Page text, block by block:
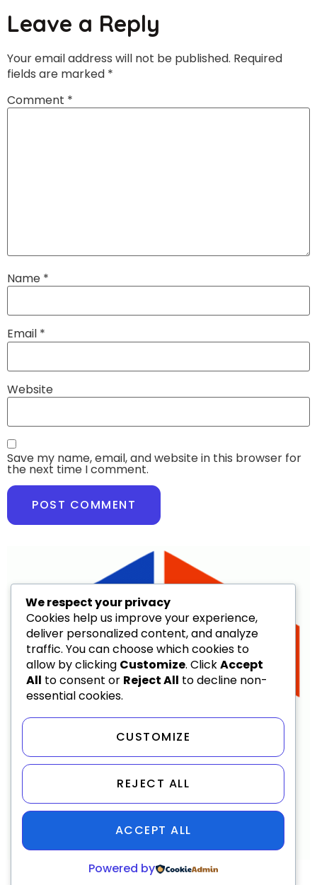
Leave a Reply
Your email address will not be published. Required
fields are marked *
Comment *
Name *
Email *
Website
Save my name, email, and website in this browser for
the next time I comment.
My WordPress Blog
We respect your privacy
Cookies help us improve your experience,
deliver personalized content, and analyze
traffic. You can choose which cookies to
allow by clicking Customize. ClickAccept
All to consent or Reject All to decline non-
essential cookies.
CUSTOMIZE
REJECT ALL
ACCEPT ALL
Powered by